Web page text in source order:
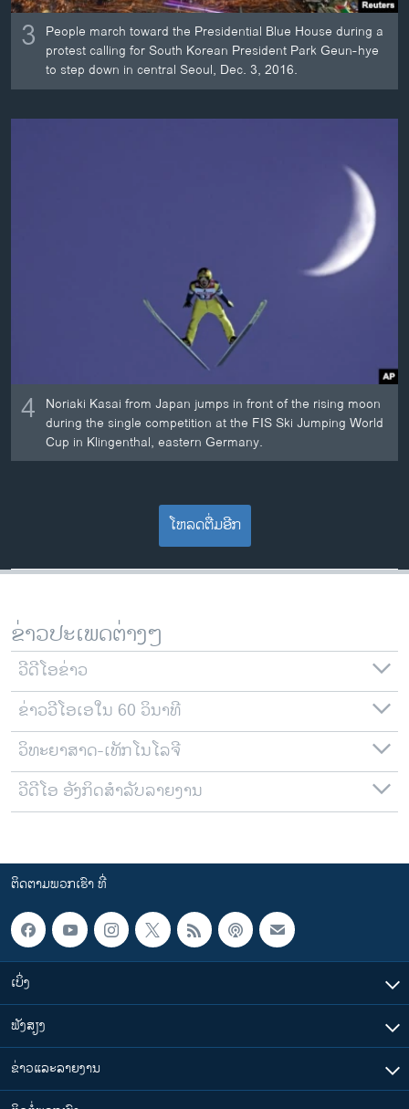
3 People march toward the Presidential Blue House during a
protest calling for South Korean President Park Geun-hye
to step down in central Seoul, Dec. 3, 2016.
4 Noriaki Kasai from Japan jumps in front of the rising moon
during the single competition at the FIS Ski Jumping World
Cup in Klingenthal, eastern Germany.
ໂຫລດຕື່ມອີກ
ຂ່າວປະເພດຕ່າງໆ
ວີດີໂອຂ່າວ
ຂ່າວວີໂອເອໃນ 60 ວິນາທີ
ວິທະຍາສາດ-ເທັກໂນໂລຈີ
ວີດີໂອ ອັງກິດສຳລັບລາຍງານ
ຕິດຕາມພວກເຮົາ ທີ່
ເບິ່ງ
ຟັງສຽງ
ຂ່າວແລະລາຍງານ